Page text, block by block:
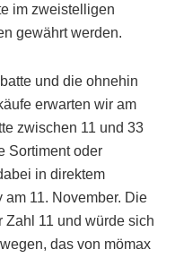
im zweistelligen
gewährt werden.
und die ohnehin
erwarten wir am
zwischen 11 und 33
Sortiment oder
in direktem
11. November. Die
Zahl 11 und würde sich
das von mömax